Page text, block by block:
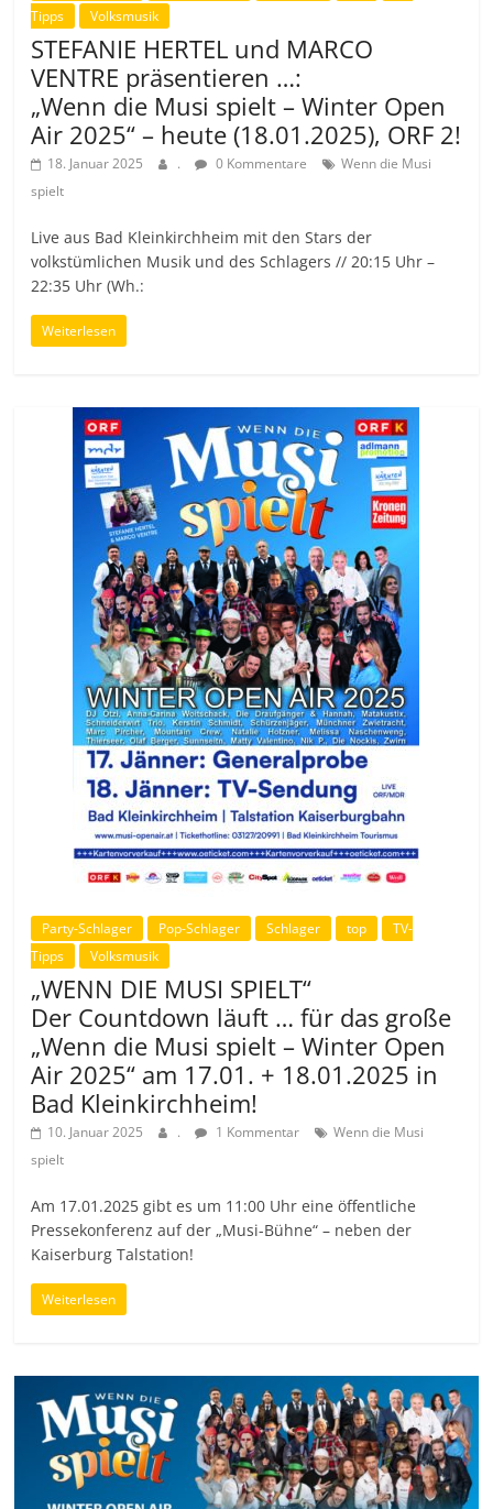
Tipps
Volksmusik
STEFANIE HERTEL und MARCO
VENTRE präsentieren …:
„Wenn die Musi spielt – Winter Open
Air 2025“ – heute (18.01.2025), ORF 2!
18. Januar 2025 . 0 Kommentare
Wenn die Musi
spielt
Live aus Bad Kleinkirchheim mit den Stars der
volkstümlichen Musik und des Schlagers // 20:15 Uhr –
22:35 Uhr (Wh.:
Weiterlesen
Party-Schlager Pop-Schlager Schlager top
TV-
Tipps
Volksmusik
„WENN DIE MUSI SPIELT“
Der Countdown läuft … für das große
„Wenn die Musi spielt – Winter Open
Air 2025“ am 17.01. + 18.01.2025 in
Bad Kleinkirchheim!
10. Januar 2025 . 1 Kommentar
Wenn die Musi
spielt
Am 17.01.2025 gibt es um 11:00 Uhr eine öffentliche
Pressekonferenz auf der „Musi-Bühne“ – neben der
Kaiserburg Talstation!
Weiterlesen